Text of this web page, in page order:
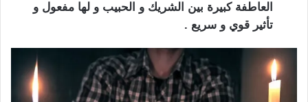
العاطفة كبيرة بين الشريك و الحبيب و لها مفعول و
تأثير قوي و سريع .